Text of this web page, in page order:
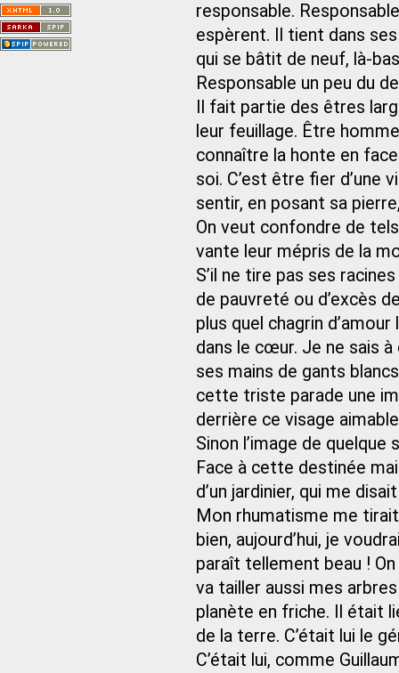
responsable.
espèrent. Il tient dans
qui se bâtit de neuf, là-
Responsable un peu du
Il fait partie des êtres
leur feuillage. Être
connaître la honte en
soi. C’est être fier d’une
sentir, en posant sa
On veut confondre de
vante leur mépris de la
S’il ne tire pas ses
de pauvreté ou d’excès
plus quel chagrin
dans le cœur. Je ne sais
ses mains de gants
cette triste parade une
derrière ce visage
Sinon l’image de
Face à cette destinée
d’un jardinier, qui me
Mon rhumatisme me
bien, aujourd’hui, je
paraît tellement beau !
va tailler aussi mes
planète en friche. Il était
de la terre. C’était lui le
C’était lui, comme
Saint-Nom.
Veuillez consulter le message du
service ci-dessous.
(401 - Invalid API key. Please see
https://openweathermap.org/faq#error401